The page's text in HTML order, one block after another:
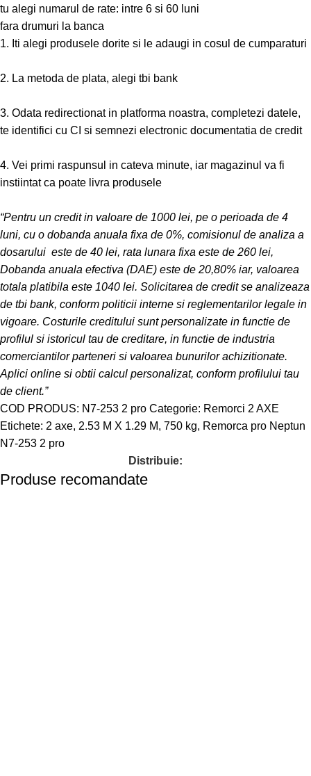
tu alegi numarul de rate: intre 6 si 60 luni
fara drumuri la banca
1. Iti alegi produsele dorite si le adaugi in cosul de cumparaturi
2. La metoda de plata, alegi tbi bank
3. Odata redirectionat in platforma noastra, completezi datele,
te identifici cu CI si semnezi electronic documentatia de credit
4. Vei primi raspunsul in cateva minute, iar magazinul va fi
instiintat ca poate livra produsele
“Pentru un credit in valoare de 1000 lei, pe o perioada de 4
luni, cu o dobanda anuala fixa de 0%, comisionul de analiza a
dosarului este de 40 lei, rata lunara fixa este de 260 lei,
Dobanda anuala efectiva (DAE) este de 20,80% iar, valoarea
totala platibila este 1040 lei. Solicitarea de credit se analizeaza
de tbi bank, conform politicii interne si reglementarilor legale in
vigoare. Costurile creditului sunt personalizate in functie de
profilul si istoricul tau de creditare, in functie de industria
comerciantilor parteneri si valoarea bunurilor achizitionate.
Aplici online si obtii calcul personalizat, conform profilului tau
de client.”
COD PRODUS: N7-253 2 pro Categorie: Remorci 2 AXE
Etichete: 2 axe, 2.53 M X 1.29 M, 750 kg, Remorca pro Neptun
N7-253 2 pro
Distribuie:
Produse recomandate